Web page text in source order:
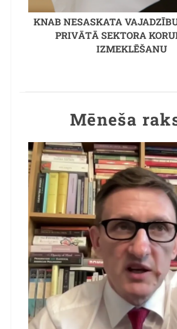
KNAB NESASKATA
PRIVĀTĀ SEKTORA
IZMEKLĒŠANU
Mēneša